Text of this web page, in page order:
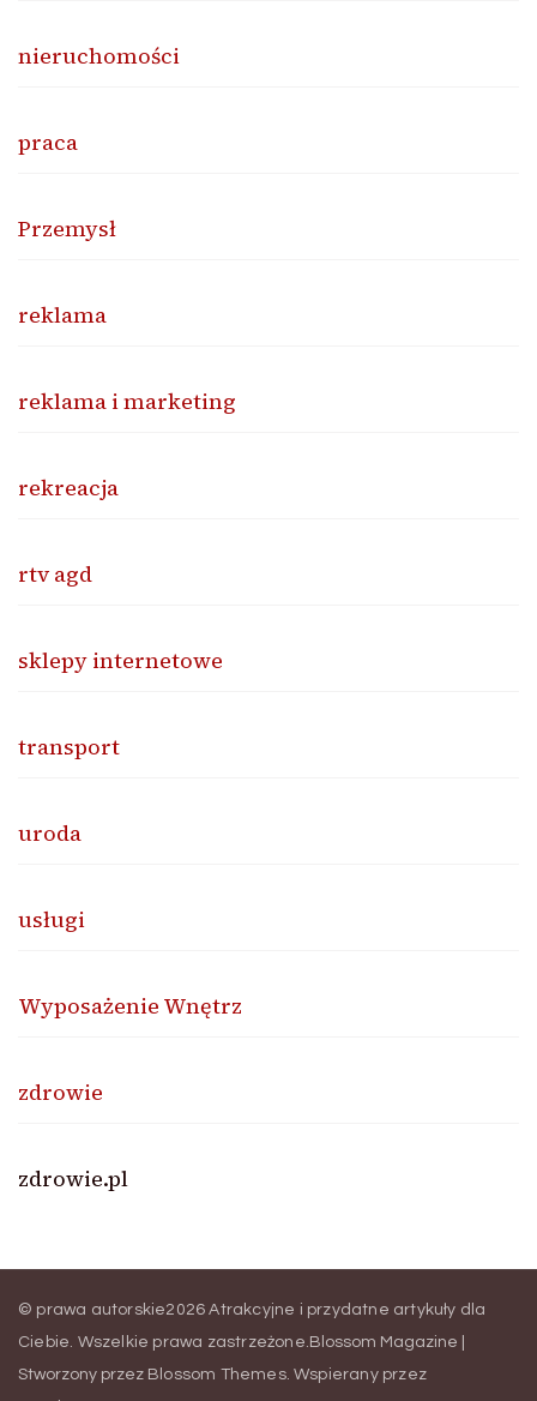
nieruchomości
praca
Przemysł
reklama
reklama i marketing
rekreacja
rtv agd
sklepy internetowe
transport
uroda
usługi
Wyposażenie Wnętrz
zdrowie
zdrowie.pl
© prawa autorskie2026Atrakcyjne i przydatne artykuły dla
Ciebie . Wszelkie prawa zastrzeżone. Blossom Magazine |
Stworzony przez Blossom Themes. Wspierany przez